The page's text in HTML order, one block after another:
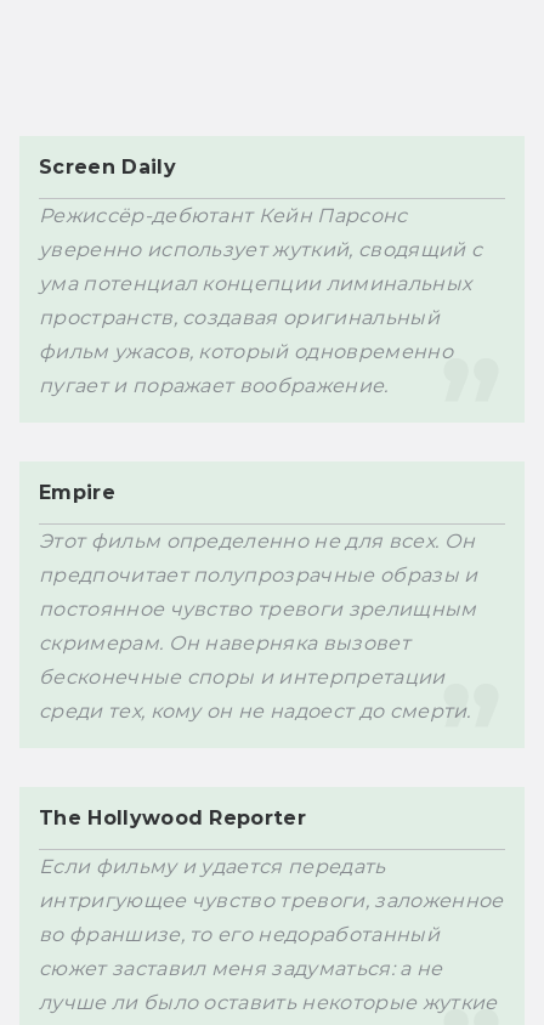
Screen Daily
Режиссёр-дебютант Кейн Парсонс
уверенно использует жуткий, сводящий с
ума потенциал концепции лиминальных
пространств, создавая оригинальный
фильм ужасов, который одновременно
пугает и поражает воображение.
Empire
Этот фильм определенно не для всех. Он
предпочитает полупрозрачные образы и
постоянное чувство тревоги зрелищным
скримерам. Он наверняка вызовет
бесконечные споры и интерпретации
среди тех, кому он не надоест до смерти.
The Hollywood Reporter
Если фильму и удается передать
интригующее чувство тревоги, заложенное
во франшизе, то его недоработанный
сюжет заставил меня задуматься: а не
лучше ли было оставить некоторые жуткие